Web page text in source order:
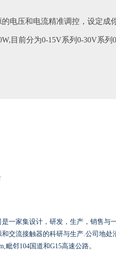
电压和电流精准调控，设定成
目前分为0-15V系列0-30V系列
一家集设计，研发，生产，销售与
交流接触器的科研与生产.公司地处
毗邻104国道和G15高速公路。